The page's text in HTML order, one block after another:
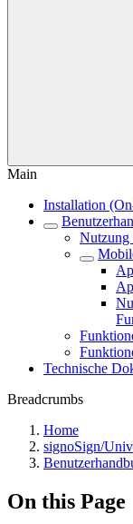
Main
Installation
Nutzung
Technische
Breadcrumbs
Home
signoSign/
On this Page